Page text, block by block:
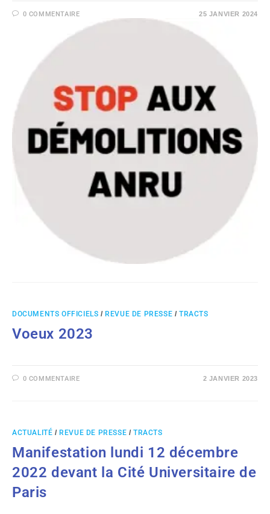
0 COMMENTAIRE 25 JANVIER 2024
DOCUMENTS OFFICIELS /REVUE DE PRESSE /TRACTS
Voeux 2023
0 COMMENTAIRE 2 JANVIER 2023
ACTUALITÉ /REVUE DE PRESSE /TRACTS
Manifestation lundi 12 décembre
2022 devant la Cité Universitaire de
Paris